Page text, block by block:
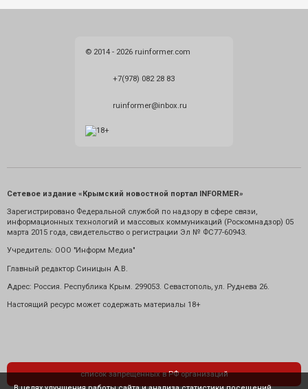
© 2014 - 2026 ruinformer.com
+7(978) 082 28 83
ruinformer@inbox.ru
Сетевое издание «Крымский новостной портал INFORMER»
Зарегистрировано Федеральной службой по надзору в сфере связи,
информационных технологий и массовых коммуникаций (Роскомнадзор) 05
марта 2015 года, свидетельство о регистрации Эл № ФС77-60943.
Учредитель: ООО "Информ Медиа"
Главный редактор Синицын А.В.
Адрес: Россия. Республика Крым. 299053. Севастополь, ул. Руднева 26.
Настоящий ресурс может содержать материалы 18+
список запрещенных в РФ организаций